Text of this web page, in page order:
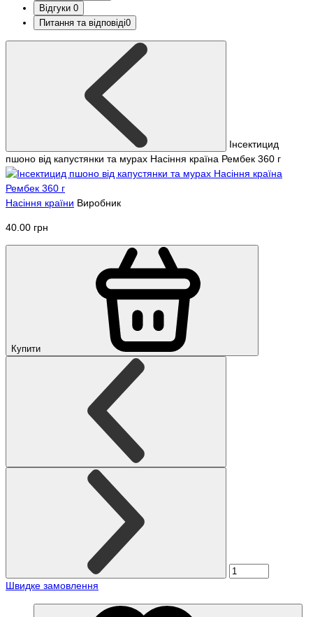
Відгуки 0
Питання та відповіді0
Інсектицид
пшоно від капустянки та мурах Насіння країна Рембек 360 г
Насіння країни Виробник
40.00 грн
Купити
Швидке замовлення